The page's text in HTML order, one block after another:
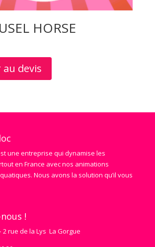
HORSE
devis
une entreprise qui dynamise les
en France avec nos animations
Nous avons la solution qu’il vous
!
2 rue de la Lys La Gorgue